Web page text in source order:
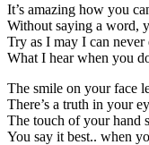
It’s amazing how you
Without saying a word,
Try as I may I can never
What I hear when you
The smile on your face
There’s a truth in your
The touch of your hand
You say it best.. when